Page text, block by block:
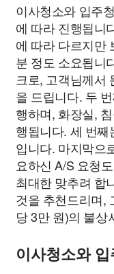
이사청소와 입주
에 따라 진행됩니
에 따라 다르지만
분 정도 소요됩니
크로, 고객님께서
을 드립니다. 두
행하며, 화장실,
행됩니다. 세 번
입니다. 마지막으
요하신 A/S 요청
최대한 맞추려 합
것을 추천드리며,
당 3만 원)의 불상
이사청소와